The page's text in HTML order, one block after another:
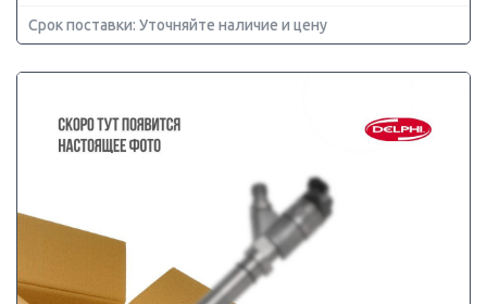
Срок поставки: Уточняйте наличие и цену